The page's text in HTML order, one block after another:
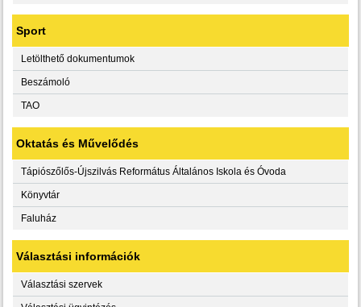
Sport
Letölthető dokumentumok
Beszámoló
TAO
Oktatás és Művelődés
Tápiószőlős-Újszilvás Református Általános Iskola és Óvoda
Könyvtár
Faluház
Választási információk
Választási szervek